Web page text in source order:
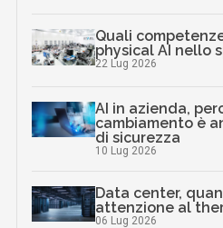
Quali
physical AI nello
22 Lug 2026
AI in azienda,
cambiamento è
di sicurezza
10 Lug 2026
Data center,
attenzione al
06 Lug 2026